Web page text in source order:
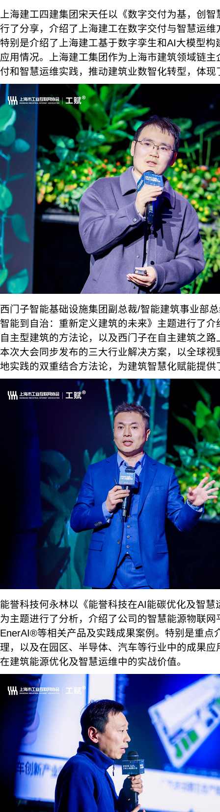
上海建工四建集团宋天任以《数字交付为基，创
行了分享，介绍了上海建工在数字交付与智慧运
特别是介绍了上海建工基于数字孪生和AI大模型构
应用情况。上海建工集团作为上海市建筑领域链
付和智慧运维实践，推动建筑业数智化转型，体现
西门子智能基础设施集团副总裁/智能建筑事业部
智能到自治：重新定义建筑的未来》主题进行了
自主型建筑的方法论，以及西门子在自主建筑之
本次大会同步发布的三大行业解决方案，以全球
地实践的双重结合方法论，为建筑智慧化赋能提供
能誉科技何永林以《能誉科技在AI能碳优化及智慧
为主题进行了分析，介绍了公司的智慧能源物联
EnerAI®等相关产品及实践成果案例。特别是重点
理，以及在园区、半导体、汽车等行业中的成果
在建筑能源优化及智慧运维中的实战价值。